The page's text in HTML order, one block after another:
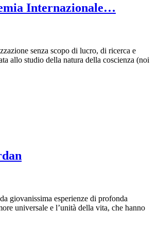
Internazionale…
senza scopo di lucro, di ricerca e
allo studio della natura della coscienza (noi
giovanissima esperienze di profonda
universale e l’unità della vita, che hanno